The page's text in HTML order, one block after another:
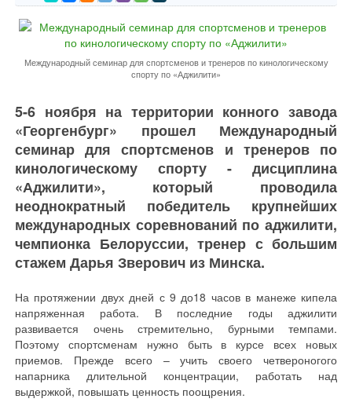
Международный семинар для спортсменов и тренеров по кинологическому
спорту по «Аджилити»
5-6 ноября на территории конного завода
«Георгенбург» прошел Международный
семинар для спортсменов и тренеров по
кинологическому спорту - дисциплина
«Аджилити», который проводила
неоднократный победитель крупнейших
международных соревнований по аджилити,
чемпионка Белоруссии, тренер с большим
стажем Дарья Зверович из Минска.
На протяжении двух дней с 9 до18 часов в манеже кипела
напряженная работа. В последние годы аджилити
развивается очень стремительно, бурными темпами.
Поэтому спортсменам нужно быть в курсе всех новых
приемов. Прежде всего – учить своего четвероногого
напарника длительной концентрации, работать над
выдержкой, повышать ценность поощрения.